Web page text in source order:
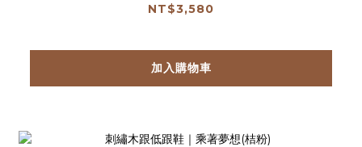
NT$3,580
加入購物車